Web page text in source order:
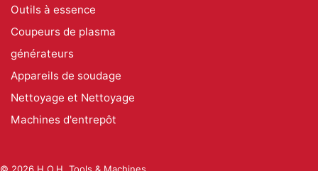
Outils à essence
Coupeurs de plasma
générateurs
Appareils de soudage
Nettoyage et Nettoyage
Machines d'entrepôt